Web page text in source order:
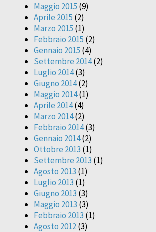
Maggio 2015 (9)
Aprile 2015 (2)
Marzo 2015 (1)
Febbraio 2015 (2)
Gennaio 2015 (4)
Settembre 2014(2)
Luglio 2014(3)
Giugno 2014(2)
Maggio 2014(1)
Aprile 2014(4)
Marzo 2014(2)
Febbraio 2014(3)
Gennaio 2014(2)
Ottobre 2013 (1)
Settembre 2013 (1)
Agosto 2013 (1)
Luglio 2013 (1)
Giugno 2013 (3)
Maggio 2013 (3)
Febbraio 2013 (1)
Agosto 2012(3)